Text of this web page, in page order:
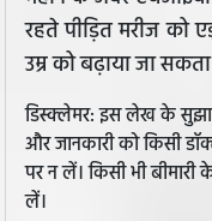
रहते पीड़ित मरीज को
उम्र को बढ़ाया जा
डिस्क्लेमर: इस लेख के
और जानकारी को किसी
पर न लें। किसी भी
लें।